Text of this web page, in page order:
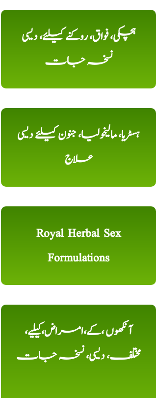
ہچکی، فواق، روکنے کیلئے، دیسی
نسخہ جات
ہسٹریا، مالیخولیا، جنون کیلئے دیسی
علاج
Royal Herbal Sex
Formulations
آنکھوں ،کے،امراض،کیلیے،
مختلف، دیسی، نسخہ جات